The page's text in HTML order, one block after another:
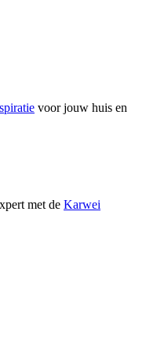
voor jouw huis en
met de Karwei